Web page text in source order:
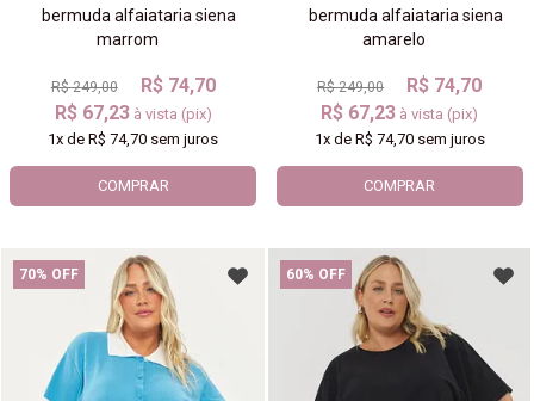
bermuda alfaiataria siena
marrom
R$ 249,00
R$ 74,70
R$ 67,23 à vista (pix)
1x deR$ 74,70 sem juros
COMPRAR
bermuda alfaiataria siena
amarelo
R$ 249,00
R$ 74,70
R$ 67,23 à vista (pix)
1xde R$ 74,70sem juros
COMPRAR
70% OFF 60% OFF